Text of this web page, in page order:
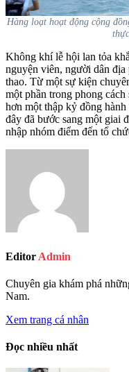
Hàng loạt hoạt động cộng
Không khí lễ hội lan tỏa
nguyện viên, người dân
thao. Từ một sự kiện
một phần trong phong
hơn một thập kỷ đồng
đây đã bước sang một giai
nhập nhóm điểm đến tổ
Editor Admin
Chuyên gia khám phá
Nam.
Xem trang cá nhân
Đọc nhiều nhất